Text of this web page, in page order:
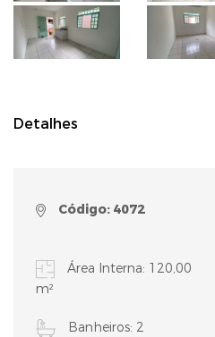
Detalhes
Código: 4072
Área Interna: 120,00
m²
Banheiros: 2